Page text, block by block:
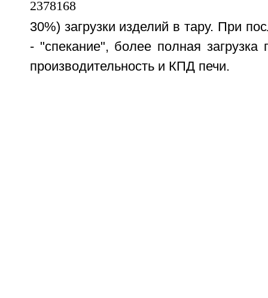
30%) загрузки изделий в тару. При
- "спекание", более полная загрузка
производительность и КПД печи.